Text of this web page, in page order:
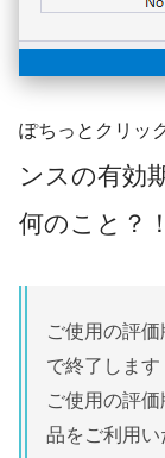
ぽちっとクリッ
ンスの有効
何のこと？
ご使用の評
で終了します
ご使用の評
品をご利用い